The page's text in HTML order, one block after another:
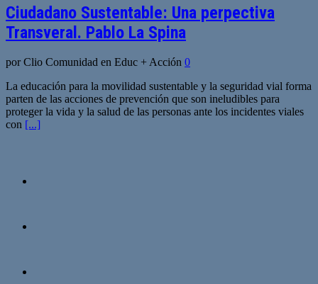
Ciudadano Sustentable: Una perpectiva
Transveral. Pablo La Spina
por Clio Comunidad en Educ + Acción 0
La educación para la movilidad sustentable y la seguridad vial forma
parten de las acciones de prevención que son ineludibles para
proteger la vida y la salud de las personas ante los incidentes viales
con [...]